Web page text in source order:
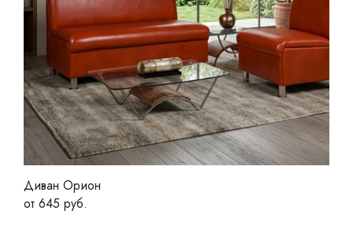
Диван Орион
от 645 руб.